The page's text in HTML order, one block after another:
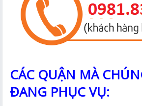
CÁC QUẬN MÀ
ĐANG PHỤC VỤ: